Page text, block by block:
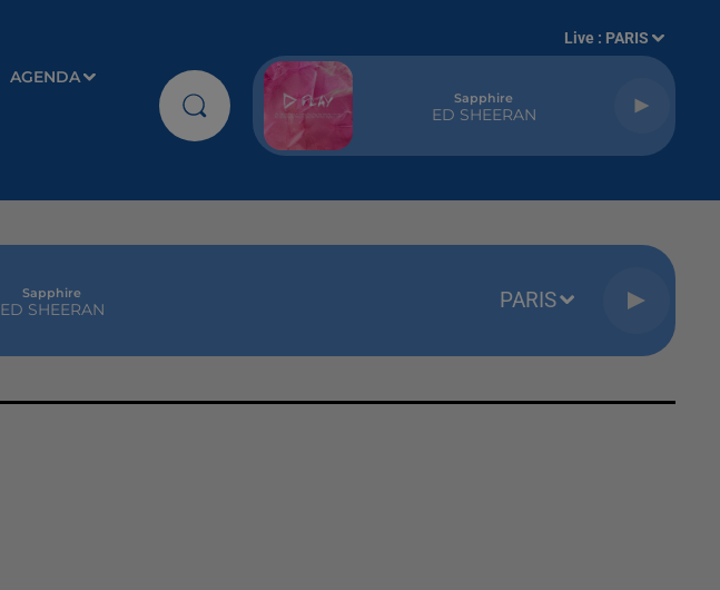
AGENDA
Live : PARIS
Sapphire
ED SHEERAN
Sapphire
ED SHEERAN PARIS